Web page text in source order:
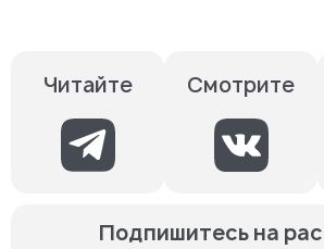
Читайте Смотрите
Подпишитесь на